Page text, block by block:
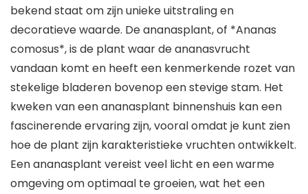
bekend staat om zijn unieke uitstraling en
decoratieve waarde. De ananasplant, of *Ananas
comosus*, is de plant waar de ananasvrucht
vandaan komt en heeft een kenmerkende rozet van
stekelige bladeren bovenop een stevige stam. Het
kweken van een ananasplant binnenshuis kan een
fascinerende ervaring zijn, vooral omdat je kunt zien
hoe de plant zijn karakteristieke vruchten ontwikkelt.
Een ananasplant vereist veel licht en een warme
omgeving om optimaal te groeien, wat het een